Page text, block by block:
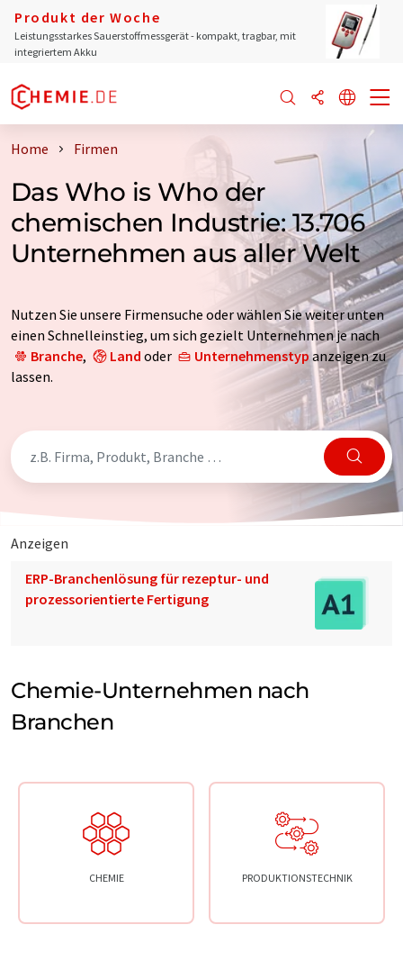
Produkt der Woche
Leistungsstarkes Sauerstoffmessgerät - kompakt, tragbar, mit
integriertem Akku
Home Firmen
Das Who is Who der
chemischen Industrie: 13.706
Unternehmen aus aller Welt
Nutzen Sie unsere Firmensuche oder wählen Sie weiter unten
einen Schnelleinstieg, um sich gezielt Unternehmen je nach
Branche, Land oder Unternehmenstypanzeigen zu
lassen.
Anzeigen
ERP-Branchenlösung für rezeptur- und
prozessorientierte Fertigung
Chemie-Unternehmen nach
Branchen
CHEMIE PRODUKTIONSTECHNIK